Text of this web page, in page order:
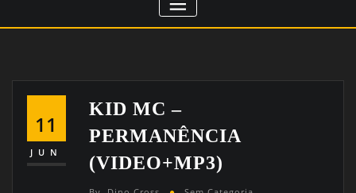
11
JUN
KID MC –
PERMANÊNCIA
(VIDEO+MP3)